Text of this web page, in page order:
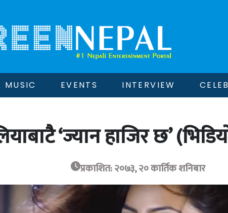
MUSIC EVENTS INTERVIEW
‘ज्यान हाजिर छ’
प्रकाशित: २०७३, २० कार्तिक शनिबार